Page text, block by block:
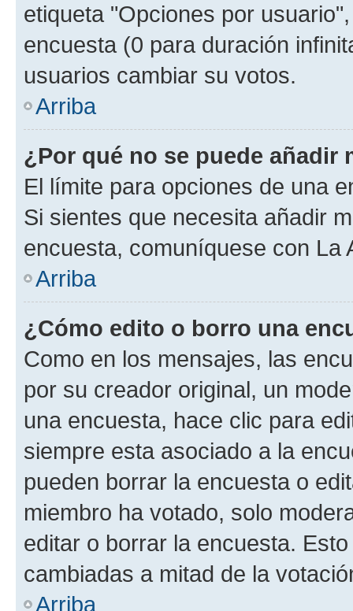
etiqueta "Opciones por
encuesta (0 para duración
usuarios cambiar su votos.
Arriba
¿Por qué no se puede añadir
El límite para opciones de una
Si sientes que necesita añadir
encuesta, comuníquese con La
Arriba
¿Cómo edito o borro una
Como en los mensajes, las
por su creador original, un
una encuesta, hace clic para
siempre esta asociado a la
pueden borrar la encuesta o
miembro ha votado, solo
editar o borrar la encuesta.
cambiadas a mitad de la
Arriba